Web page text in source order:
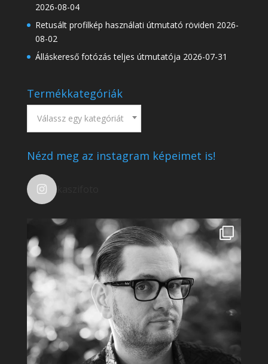
2026-08-04
Retusált profilkép használati útmutató röviden 2026-
08-02
Álláskereső fotózás teljes útmutatója 2026-07-31
Termékkategóriák
Válassz egy kategóriát
Nézd meg az instagram képeimet is!
kaszifoto